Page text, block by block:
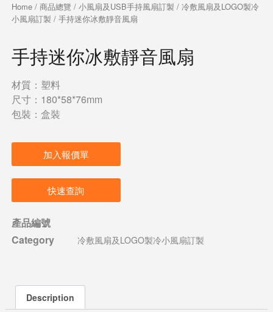
Home/ 商品總覽 / 小風扇及USB手持風扇訂製 / 冷敷風扇及LOGO製冷
小風扇訂製 / 手持迷你冰敷靜音風扇
手持迷你冰敷靜音風扇
材質：塑料
尺寸：180*58*76mm
包裝：盒裝
加入報價單
快速查詢
產品編號
Category
冷敷風扇及LOGO製冷小風扇訂製
Description